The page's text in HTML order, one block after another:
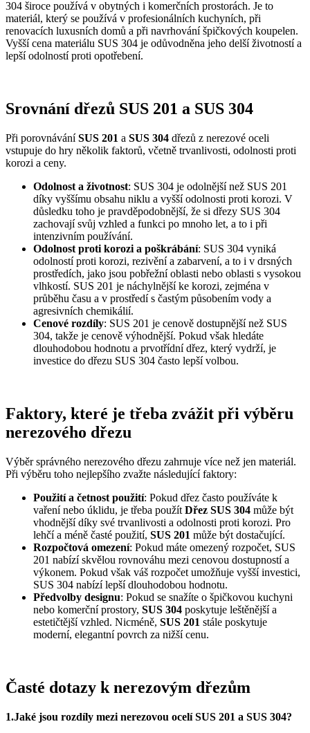
304 široce používá v obytných i komerčních prostorách. Je to
materiál, který se používá v profesionálních kuchyních, při
renovacích luxusních domů a při navrhování špičkových koupelen.
Vyšší cena materiálu SUS 304 je odůvodněna jeho delší životností a
lepší odolností proti opotřebení.
Srovnání dřezů SUS 201 a SUS 304
Při porovnáváníSUS 201 a SUS 304 dřezů z nerezové oceli
vstupuje do hry několik faktorů, včetně trvanlivosti, odolnosti proti
korozi a ceny.
Odolnost a životnost: SUS 304 je odolnější než SUS 201
díky vyššímu obsahu niklu a vyšší odolnosti proti korozi. V
důsledku toho je pravděpodobnější, že si dřezy SUS 304
zachovají svůj vzhled a funkci po mnoho let, a to i při
intenzivním používání.
Odolnost proti korozi a poškrábání: SUS 304 vyniká
odolností proti korozi, rezivění a zabarvení, a to i v drsných
prostředích, jako jsou pobřežní oblasti nebo oblasti s vysokou
vlhkostí. SUS 201 je náchylnější ke korozi, zejména v
průběhu času a v prostředí s častým působením vody a
agresivních chemikálií.
Cenové rozdíly: SUS 201 je cenově dostupnější než SUS
304, takže je cenově výhodnější. Pokud však hledáte
dlouhodobou hodnotu a prvotřídní dřez, který vydrží, je
investice do dřezu SUS 304 často lepší volbou.
Faktory, které je třeba zvážit při výběru
nerezového dřezu
Výběr správného nerezového dřezu zahrnuje více než jen materiál.
Při výběru toho nejlepšího zvažte následující faktory:
Použití a četnost použití: Pokud dřez často používáte k
vaření nebo úklidu, je třeba použít Dřez SUS 304 může být
vhodnější díky své trvanlivosti a odolnosti proti korozi. Pro
lehčí a méně časté použití, SUS 201 může být dostačující.
Rozpočtová omezení: Pokud máte omezený rozpočet, SUS
201 nabízí skvělou rovnováhu mezi cenovou dostupností a
výkonem. Pokud však váš rozpočet umožňuje vyšší investici,
SUS 304 nabízí lepší dlouhodobou hodnotu.
Předvolby designu: Pokud se snažíte o špičkovou kuchyni
nebo komerční prostory, SUS 304 poskytuje leštěnější a
estetičtější vzhled. Nicméně, SUS 201 stále poskytuje
moderní, elegantní povrch za nižší cenu.
Časté dotazy k nerezovým dřezům
1.Jaké jsou rozdíly mezi nerezovou ocelí SUS 201 a SUS 304?